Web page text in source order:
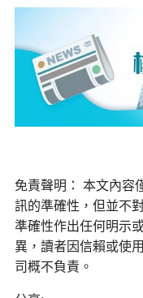
免責聲明： 本文內容
訊的準確性，但並不
準確性作出任何明示
異，讀者因信賴或使
司概不負責。